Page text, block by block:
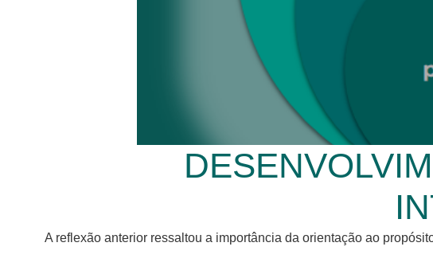
A reflexão anterior ressaltou a importância da orientação ao